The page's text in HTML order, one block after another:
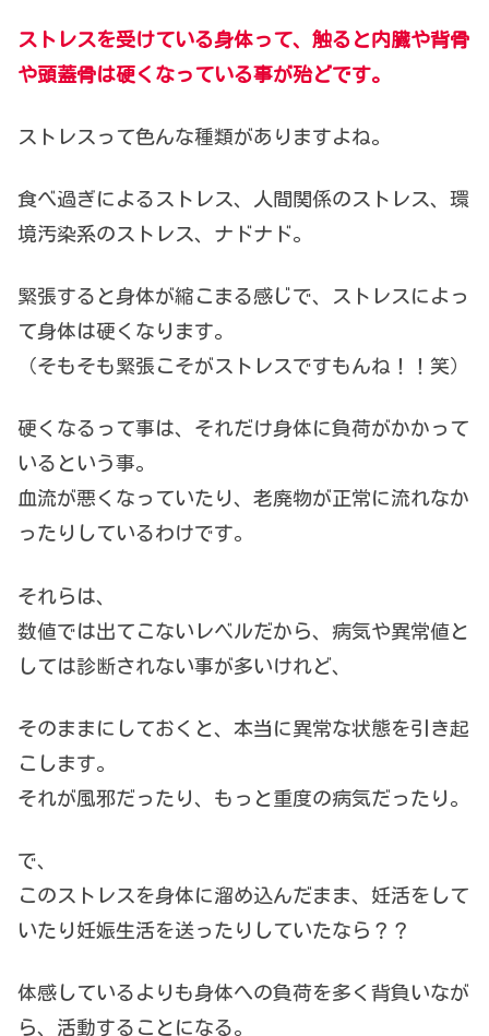
ストレスを受けている身体って、触ると内臓や背骨
や頭蓋骨は硬くなっている事が殆どです。
ストレスって色んな種類がありますよね。
食べ過ぎによるストレス、人間関係のストレス、環
境汚染系のストレス、ナドナド。
緊張すると身体が縮こまる感じで、ストレスによっ
て身体は硬くなります。
（そもそも緊張こそがストレスですもんね！！笑）
硬くなるって事は、それだけ身体に負荷がかかって
いるという事。
血流が悪くなっていたり、老廃物が正常に流れなか
ったりしているわけです。
それらは、
数値では出てこないレベルだから、病気や異常値と
しては診断されない事が多いけれど、
そのままにしておくと、本当に異常な状態を引き起
こします。
それが風邪だったり、もっと重度の病気だったり。
で、
このストレスを身体に溜め込んだまま、妊活をして
いたり妊娠生活を送ったりしていたなら？？
体感しているよりも身体への負荷を多く背負いなが
ら、活動することになる。